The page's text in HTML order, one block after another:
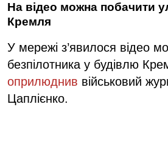
На відео можна побачити
Кремля
У мережі з’явилося відео
безпілотника у будівлю
оприлюднив військовий
Цаплієнко.